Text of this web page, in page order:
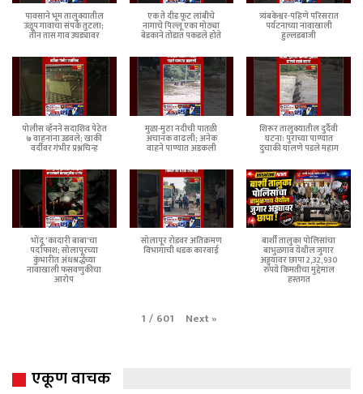
पावसाने भूम तालुक्यातील
उळूप गावाचा संपर्क तुटला;
तीन तास गाव उघड्यावर
एक ते दीड फूट लांबीचे
नागाचे पिल्लू एका मोठ्या
बेडकाने तोंडात पकडले होते
त्र्यंबकेश्वर-पहिणे परिसरात
पर्यटनाच्या नावाखाली
हुल्लडबाजी
पोलीस व्हॅनने सदाशिव पेठेत
७ वाहनांना उडवले; खाकी
वर्दीवर गंभीर प्रश्नचिन्ह
मुळा-मुठा नदीची पातळी
अचानक वाढली; अनेक
वाहने पाण्यात अडकली
शिरूर तालुक्यातील दुर्दैवी
घटना: पुराच्या पाण्यात
दुचाकी घालणे पडले महाग
भोंदू 'कादारी बाबा'चा
पर्दाफाश; सोलापूरच्या
कुंभारीत अंधश्रद्धेच्या
नावाखाली फसवणुकीचा
आरोप
सोलापूर रोडवर अतिक्रमण
विभागाची धडक कारवाई
बार्शी तालुका पोलिसांचा
बाभुळगाव येथील जुगार
अड्ड्यावर छापा 2,32,930
रुपये किमतीचा मुद्देमाल
हस्तगत
1 / 601 Next»
एकूण वाचक